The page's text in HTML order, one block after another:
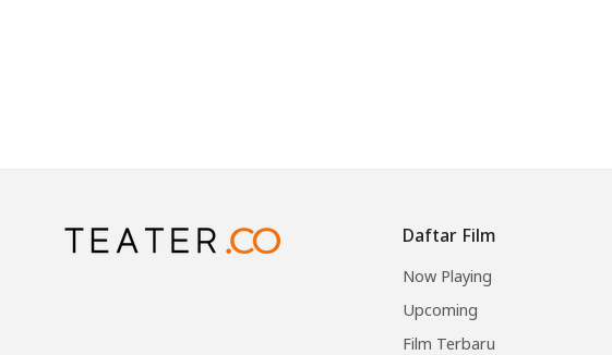
Daftar Film
Now Playing
Upcoming
Film Terbaru